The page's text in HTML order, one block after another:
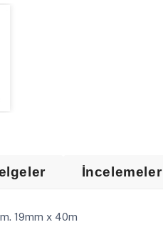
19mm x 40m